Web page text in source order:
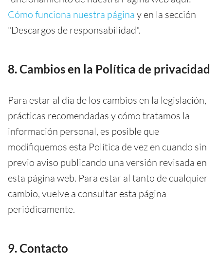
Cómo funciona nuestra página y en la sección
"Descargos de responsabilidad".
8. Cambios en la Política de privacidad
Para estar al día de los cambios en la legislación,
prácticas recomendadas y cómo tratamos la
información personal, es posible que
modifiquemos esta Política de vez en cuando sin
previo aviso publicando una versión revisada en
esta página web. Para estar al tanto de cualquier
cambio, vuelve a consultar esta página
periódicamente.
9. Contacto